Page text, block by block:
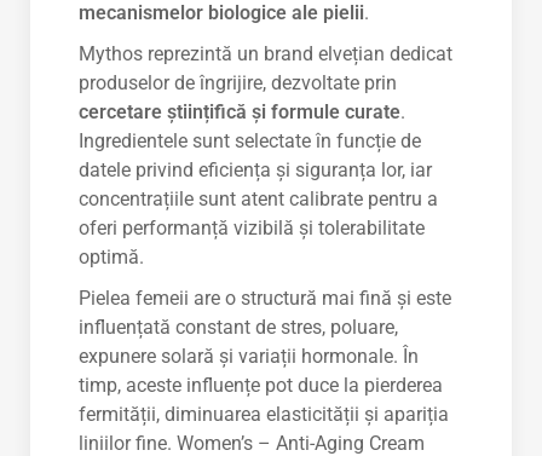
mecanismelor biologice ale pielii.
Mythos reprezintă un brand elvețian dedicat
produselor de îngrijire, dezvoltate prin
cercetare științifică și formule curate.
Ingredientele sunt selectate în funcție de
datele privind eficiența și siguranța lor, iar
concentrațiile sunt atent calibrate pentru a
oferi performanță vizibilă și tolerabilitate
optimă.
Pielea femeii are o structură mai fină și este
influențată constant de stres, poluare,
expunere solară și variații hormonale. În
timp, aceste influențe pot duce la pierderea
fermității, diminuarea elasticității și apariția
liniilor fine. Women’s – Anti-Aging Cream